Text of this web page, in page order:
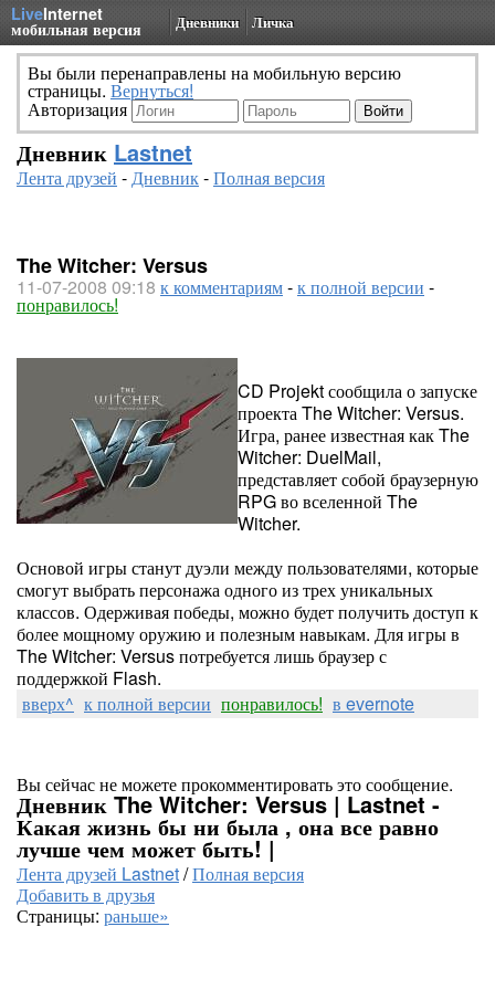
LiveInternet
мобильная версия Дневники Личка
Вы были перенаправлены на мобильную версию
страницы. Вернуться!
Авторизация
Дневник Lastnet
Лента друзей -Дневник-Полная версия
The Witcher: Versus
11-07-2008 09:18 к комментариям-к полной версии -
понравилось!
CD Projekt сообщила о запуске
проекта The Witcher: Versus.
Игра, ранее известная как The
Witcher: DuelMail,
представляет собой браузерную
RPG во вселенной The
Witcher.
Основой игры станут дуэли между пользователями, которые
смогут выбрать персонажа одного из трех уникальных
классов. Одерживая победы, можно будет получить доступ к
более мощному оружию и полезным навыкам. Для игры в
The Witcher: Versus потребуется лишь браузер с
поддержкой Flash.
вверх^ к полной версии понравилось! в evernote
Вы сейчас не можете прокомментировать это сообщение.
Дневник The Witcher: Versus | Lastnet -
Какая жизнь бы ни была , она все равно
лучше чем может быть! |
Лента друзей Lastnet/Полная версия
Добавить в друзья
Страницы: раньше»